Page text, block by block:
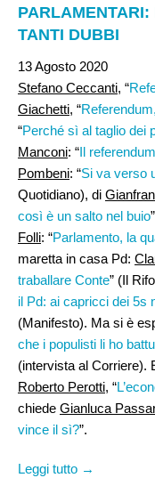
PARLAMENTARI:
TANTI DUBBI
13 Agosto 2020
Stefano Ceccanti, “
Giachetti, “
“Perché sì al taglio dei
Manconi: “Il
Pombeni: “Si va verso
Quotidiano), di
così è un salto nel buio
Folli: “Parlamento, la
maretta in casa Pd:
traballare Conte” (Il
il Pd: ai capricci dei 5s
(Manifesto). Ma si è
che i populisti li ho
(intervista al Corriere).
Roberto Perotti, “
chiede Gianluca
vince il sì?”.
Leggi tutto →